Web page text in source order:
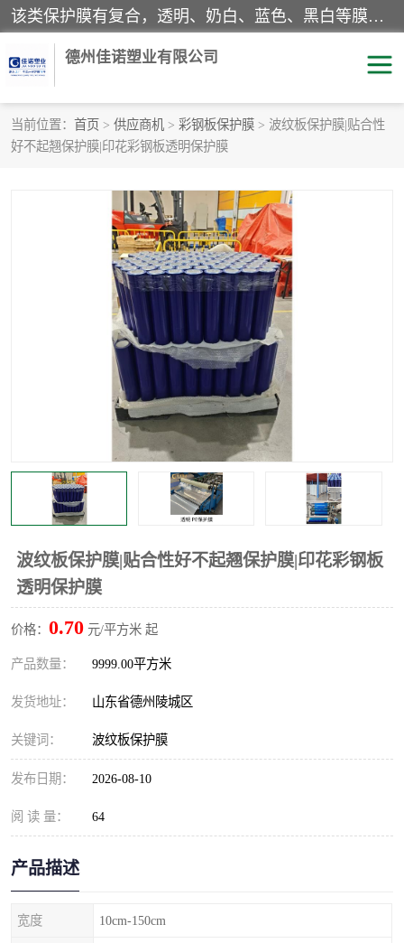
该类保护膜有复合，透明、奶白、蓝色、黑白等膜型。特高粘，高粘，中高粘，中粘，中低粘，低粘等。对于不同的粘力要求有相应的产品相适配。无胶渍残留污染。在较宽的收卷幅度下平整无皱纹，收卷长度大，利于机械化及自动化施工粘贴。为您的产品提供的表面保护解决方案。 产品广泛适用于：铝材、不锈钢、金属、塑料、电子、家电、家具、玻璃、化工材料、装饰材料等。
德州佳诺塑业有限公司
当前位置： 首页 > 供应商机 > 彩钢板保护膜 > 波纹板保护膜|贴合性
好不起翘保护膜|印花彩钢板透明保护膜
波纹板保护膜|贴合性好不起翘保护膜|印花彩钢板
透明保护膜
价格： 0.70 元/平方米 起
产品数量： 9999.00平方米
发货地址： 山东省德州陵城区
关键词： 波纹板保护膜
发布日期： 2026-08-10
阅 读 量： 64
产品描述
宽度 10cm-150cm
pe保护膜 包装膜
家具保护膜
透明保护膜
乳白保护膜
纯黑保护膜
彩钢板保护膜
不绣钢板保护膜 两边上胶保护膜
窗缝阻风胶带 铝板保护膜
不锈钢板保护膜 一次性隔离膜